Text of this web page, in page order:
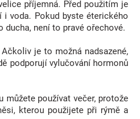
příjemná. Před použitím je
voda. Pokud byste éterického
není to pravé ořechové.
je to možná nadsazené,
podporují vylučování hormonů
můžete používat večer, protože
kterou použijete při rýmě a